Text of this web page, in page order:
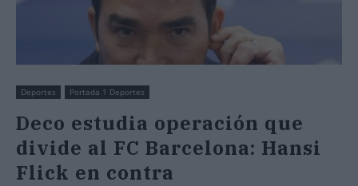
Deportes Portada 1 Deportes
Deco estudia operación que
divide al FC Barcelona: Hansi
Flick en contra